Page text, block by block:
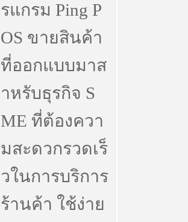
รแกรม Ping P
OS ขายสินค้า
ที่ออกแบบมาส
ำหรับธุรกิจ S
ME ที่ต้องควา
มสะดวกรวดเร็
วในการบริการ
ร้านค้า ใช้ง่าย